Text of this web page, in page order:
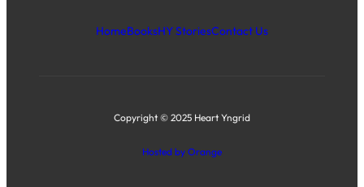
HomeBooksHY StoriesContact Us
Copyright © 2025 Heart Yngrid
Hosted by Orange